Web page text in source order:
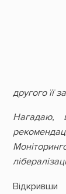
другого її
Нагадаю,